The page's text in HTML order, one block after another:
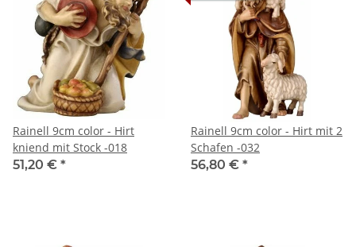
Rainell 9cm color - Hirt
kniend mit Stock -018
51,20 € *
Rainell 9cm color - Hirt mit 2
Schafen -032
56,80 € *